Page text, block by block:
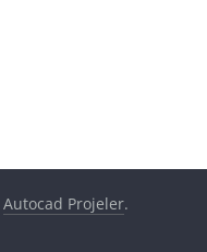
Autocad Projeler.